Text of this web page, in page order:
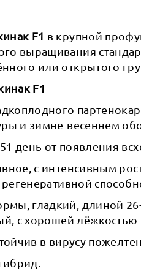
F1 в крупной
выращивания
или открытого
F1
и зимне-весеннем
день от появления
с интенсивным
гладкий, длиной
с хорошей лёжкостью
в вирусу